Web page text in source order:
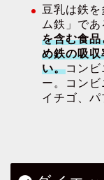
豆乳は鉄
ム鉄」で
を含む食
め鉄の吸
い。コン
ー。コンビ
イチゴ、パ